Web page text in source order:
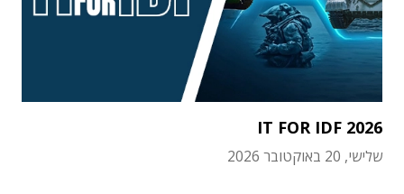
IT FOR IDF 2026
שלישי, 20 באוקטובר 2026